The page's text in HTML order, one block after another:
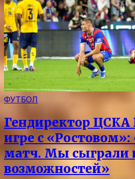
ФУТБОЛ
Гендиректор ЦСКА
игре с
матч. Мы сыграли
возможностей»